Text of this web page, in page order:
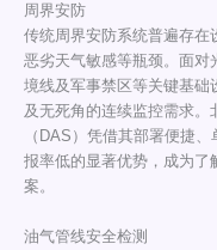
周界安防
传统周界安防系统普遍存在
恶劣天气敏感等瓶颈。面对
境线及军事禁区等关键基础
及无死角的连续监控需求
（DAS）凭借其部署便捷
报率低的显著优势，成为了
案。
油气管线安全检测